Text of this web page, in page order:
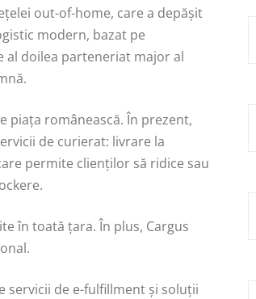
out-of-home, care a depășit
modern, bazat pe
al doilea parteneriat major al
piața românească. În prezent,
de curierat: livrare la
permite clienților să ridice sau
în toată țara. În plus, Cargus
servicii de e-fulfillment și soluții